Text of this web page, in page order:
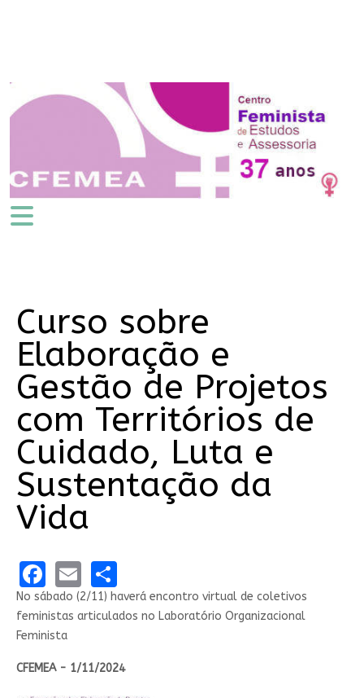
Curso sobre
Elaboração e
Gestão de Projetos
com Territórios de
Cuidado, Luta e
Sustentação da
Vida
Facebook
EmailShare
No sábado (2/11) haverá encontro virtual de coletivos
feministas articulados no Laboratório Organizacional
Feminista
CFEMEA - 1/11/2024